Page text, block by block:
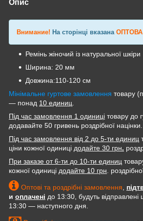
Опис
Внимание! На сторінці вказана ОПТОВА
Ремінь жіночий із натуральної шкіри
Ширина: 20 мм
Довжина:110-120 см
Мінімальне гуртове замовлення товару
— понад 10 единиц
Під час замовлення 1 одиниці товару до
додавайте 50 гривень роздрібної націнки.
Під час замовлення від 2 до 5-ти единиц
ціни кожної одиниці додайте 30 грн.
При заказе от 6-ти до 10-ти единиц
кожної одиниці додайте 10 грн .
Оптові та роздрібні замовлення
и оплачені до 13:30, будуть відправлені
13:30 — наступного дня.